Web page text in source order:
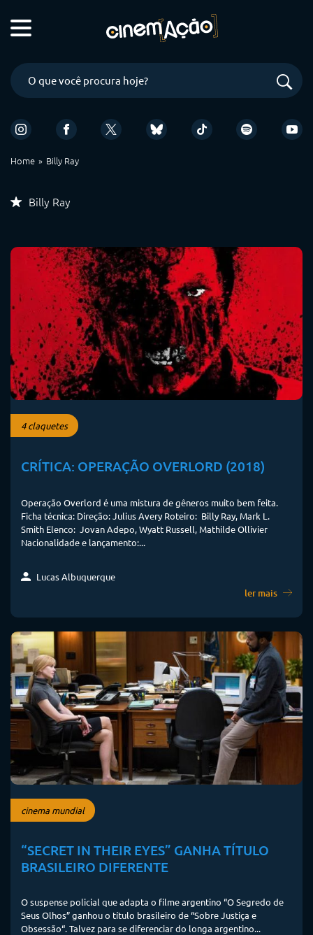
Home Billy Ray
Billy Ray
4 claquetes
CRÍTICA: OPERAÇÃO OVERLORD (2018)
Operação Overlord é uma mistura de gêneros muito bem feita.
Ficha técnica: Direção: Julius Avery Roteiro: Billy Ray, Mark L.
Smith Elenco: Jovan Adepo, Wyatt Russell, Mathilde Ollivier
Nacionalidade e lançamento:...
Lucas Albuquerque
ler mais
cinema mundial
“SECRET IN THEIR EYES” GANHA TÍTULO
BRASILEIRO DIFERENTE
O suspense policial que adapta o filme argentino “O Segredo de
Seus Olhos” ganhou o título brasileiro de “Sobre Justiça e
Obsessão“. Talvez para se diferenciar do longa argentino...